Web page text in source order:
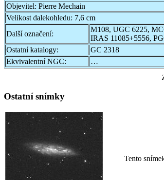
Objevitel: Pierre Mechain
Velikost dalekohledu: 7,6 cm
Další označení:
M108, UGC 6225,
IRAS 11085+5556,
Ostatní katalogy:
GC 2318
Ekvivalentní NGC:
…
Ostatní snímky
Tento